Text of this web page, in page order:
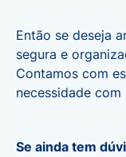
Então se deseja
segura e
Contamos com
necessidade com
Se ainda tem